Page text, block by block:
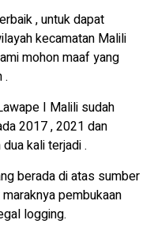
, untuk dapat
kecamatan Malili
mohon maaf yang
.
I Malili sudah
2017 , 2021 dan
kali terjadi .
berada di atas sumber
pembukaan
logging.